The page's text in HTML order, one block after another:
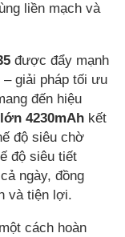
liền mạch và
được đẩy mạnh
– giải pháp tối ưu
đến hiệu
4230mAh kết
độ siêu chờ
độ siêu tiết
ngày, đồng
và tiện lợi.
cách hoàn